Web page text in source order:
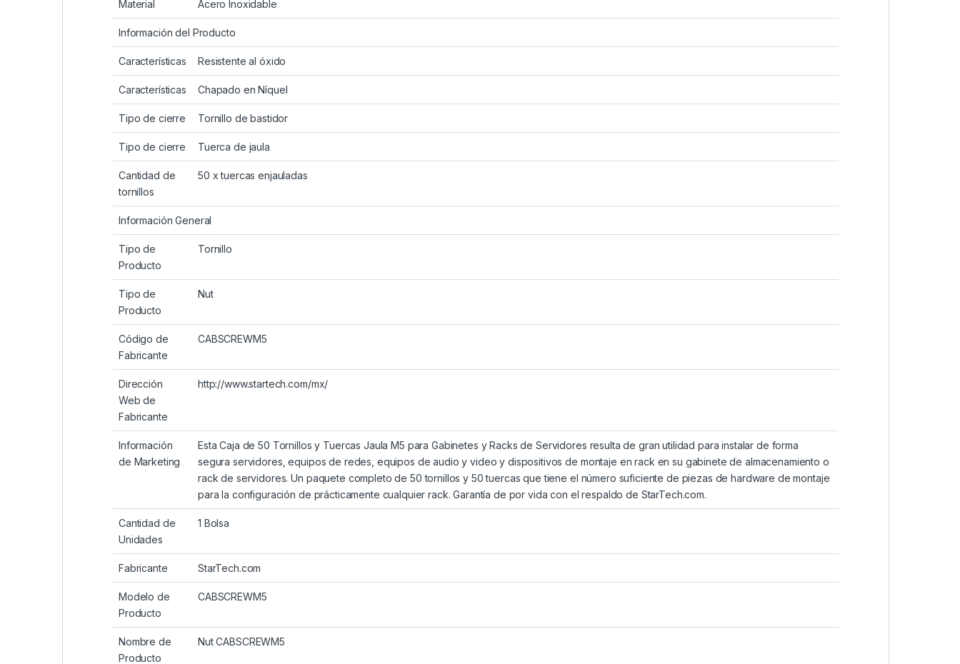
Material Acero Inoxidable
Información del Producto
Características Resistente al óxido
Características Chapado en Níquel
Tipo de cierre Tornillo de bastidor
Tipo de cierre Tuerca de jaula
Cantidad de
tornillos
50 x tuercas enjauladas
Información General
Tipo de
Producto
Tornillo
Tipo de
Producto
Nut
Código de
Fabricante
CABSCREWM5
Dirección
Web de
Fabricante
http://www.startech.com/mx/
Información
de Marketing
Esta Caja de 50 Tornillos y Tuercas Jaula M5 para Gabinetes y Racks de Servidores resulta de gran utilidad para instalar de forma
segura servidores, equipos de redes, equipos de audio y video y dispositivos de montaje en rack en su gabinete de almacenamiento o
rack de servidores. Un paquete completo de 50 tornillos y 50 tuercas que tiene el número suficiente de piezas de hardware de montaje
para la configuración de prácticamente cualquier rack. Garantía de por vida con el respaldo de StarTech.com.
Cantidad de
Unidades
1 Bolsa
Fabricante StarTech.com
Modelo de
Producto
CABSCREWM5
Nombre de
Producto
Nut CABSCREWM5